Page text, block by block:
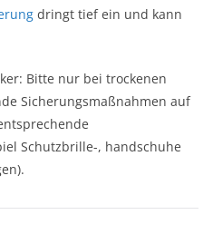
dringt tief ein und kann
Bitte nur bei trockenen
Sicherungsmaßnahmen auf
Schutzbrille-, handschuhe